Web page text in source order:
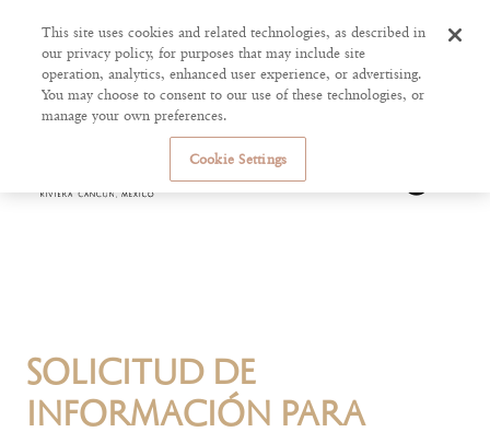
SOLICITUD DE
INFORMACIÓN PARA
This site uses cookies and related technologies, as described in
our privacy policy, for purposes that may include site
operation, analytics, enhanced user experience, or advertising.
You may choose to consent to our use of these technologies, or
manage your own preferences.
Cookie Settings